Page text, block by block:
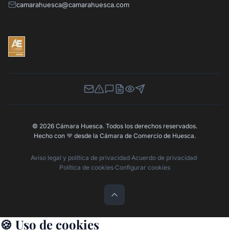
camarahuesca@camarahuesca.com
Newsletter
Canal de Denuncias
Buzón de Sugerencias
Perfil Contratante
Ley de Transparencia
Contacta con nosotros
© 2026 Cámara Huesca. Todos los derechos reservados.
Hecho con ❤️ desde la Cámara de Comercio de Huesca.
Aviso legal y política de privacidad·Acuerdo de privacidad·
Política de cookies·Configurar cookies
🍪 Uso de cookies